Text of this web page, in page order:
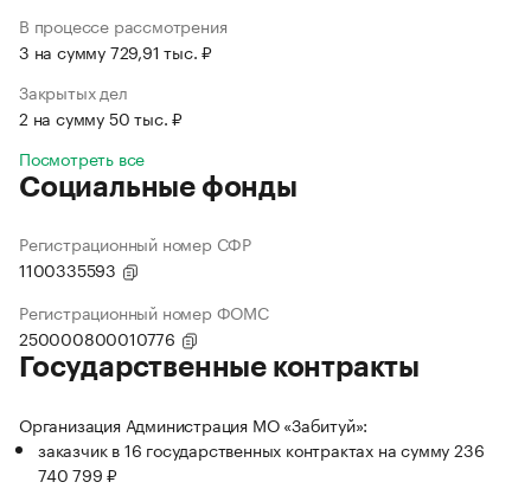
В процессе рассмотрения
3 на сумму 729,91 тыс. ₽
Закрытых дел
2 на сумму 50 тыс. ₽
Посмотреть все
Социальные фонды
Регистрационный номер СФР
1100335593
Регистрационный номер ФОМС
250000800010776
Государственные контракты
Организация Администрация МО «Забитуй»:
заказчик в 16 государственных контрактах на сумму 236
740 799 ₽